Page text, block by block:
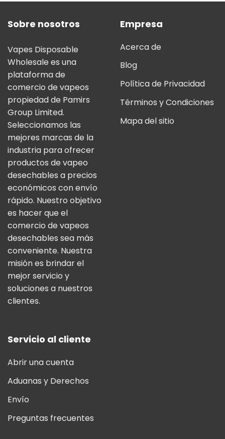
Sobre nosotros
Vapes Disposable
Wholesale es una
plataforma de
comercio de vapeos
propiedad de Pamirs
Group Limited.
Seleccionamos las
mejores marcas de la
industria para ofrecer
productos de vapeo
desechables a precios
económicos con envío
rápido. Nuestro objetivo
es hacer que el
comercio de vapeos
desechables sea más
conveniente. Nuestra
misión es brindar el
mejor servicio y
soluciones a nuestros
clientes.
Empresa
Acerca de
Blog
Política de Privacidad
Términos y Condiciones
Mapa del sitio
Servicio al cliente
Abrir una cuenta
Aduanas y Derechos
Envío
Preguntas frecuentes